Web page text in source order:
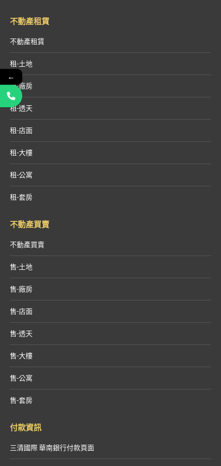
不動產租賃
不動產租賃
租-土地
租-廠房
租-透天
租-店面
租-大樓
租-公寓
租-套房
不動產買賣
不動產買賣
售-土地
售-廠房
售-店面
售-透天
售-大樓
售-公寓
售-套房
付款資訊
三清國際 華南銀行付款頁面
←